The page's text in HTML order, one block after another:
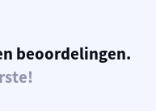
beoordelingen.